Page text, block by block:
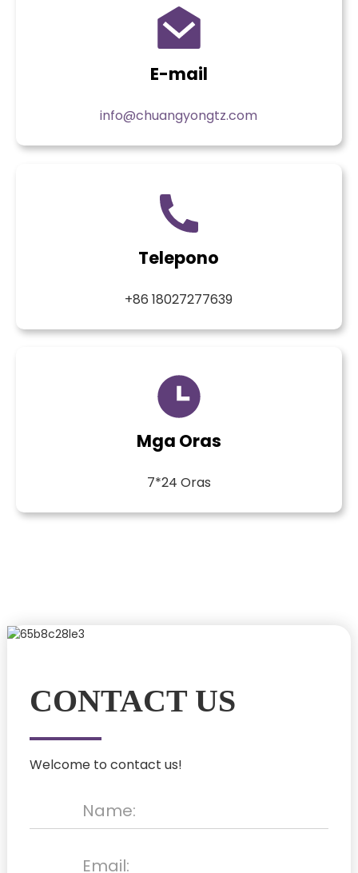
E-mail
info@chuangyongtz.com
Telepono
+86 18027277639
Mga Oras
7*24 Oras
CONTACT US
Welcome to contact us!